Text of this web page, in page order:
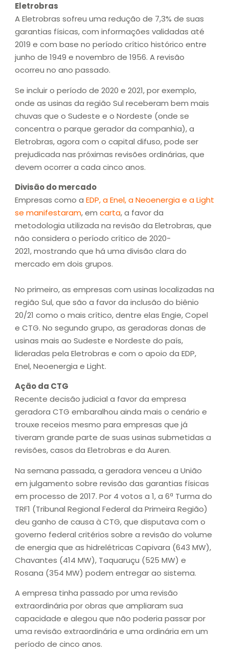
Eletrobras
A Eletrobras sofreu uma redução de 7,3% de suas
garantias físicas, com informações validadas até
2019 e com base no período crítico histórico entre
junho de 1949 e novembro de 1956. A revisão
ocorreu no ano passado.
Se incluir o período de 2020 e 2021, por exemplo,
onde as usinas da região Sul receberam bem mais
chuvas que o Sudeste e o Nordeste (onde se
concentra o parque gerador da companhia), a
Eletrobras, agora com o capital difuso, pode ser
prejudicada nas próximas revisões ordinárias, que
devem ocorrer a cada cinco anos.
Divisão do mercado
Empresas como a EDP, a Enel, a Neoenergia e a Light
se manifestaram, em carta, a favor da
metodologia utilizada na revisão da Eletrobras, que
não considera o período crítico de 2020-
2021, mostrando que há uma divisão clara do
mercado em dois grupos.
No primeiro, as empresas com usinas localizadas na
região Sul, que são a favor da inclusão do biênio
20/21 como o mais crítico, dentre elas Engie, Copel
e CTG. No segundo grupo, as geradoras donas de
usinas mais ao Sudeste e Nordeste do país,
lideradas pela Eletrobras e com o apoio da EDP,
Enel, Neoenergia e Light.
Ação da CTG
Recente decisão judicial a favor da empresa
geradora CTG embaralhou ainda mais o cenário e
trouxe receios mesmo para empresas que já
tiveram grande parte de suas usinas submetidas a
revisões, casos da Eletrobras e da Auren.
Na semana passada, a geradora venceu a União
em julgamento sobre revisão das garantias físicas
em processo de 2017. Por 4 votos a 1, a 6ª Turma do
TRF1 (Tribunal Regional Federal da Primeira Região)
deu ganho de causa à CTG, que disputava com o
governo federal critérios sobre a revisão do volume
de energia que as hidrelétricas Capivara (643 MW),
Chavantes (414 MW), Taquaruçu (525 MW) e
Rosana (354 MW) podem entregar ao sistema.
A empresa tinha passado por uma revisão
extraordinária por obras que ampliaram sua
capacidade e alegou que não poderia passar por
uma revisão extraordinária e uma ordinária em um
período de cinco anos.